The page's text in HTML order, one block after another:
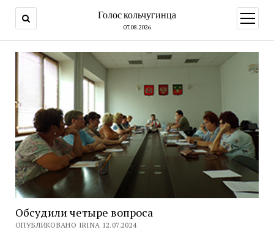
Голос кольчугинца
07.08.2026
меню
Обсудили четыре вопроса
ОПУБЛИКОВАНО IRINA 12.07.2024